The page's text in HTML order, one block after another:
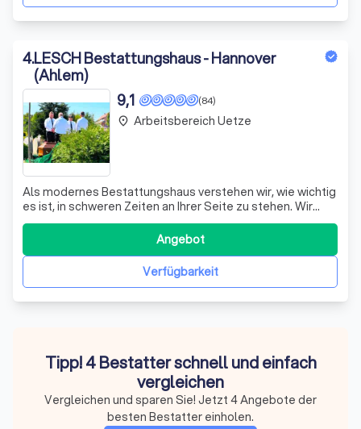
4.LESCH Bestattungshaus - Hannover
(Ahlem)
(84)
9,1
Als modernes Bestattungshaus verstehen wir, wie wichtig
es ist, in schweren Zeiten an Ihrer Seite zu stehen. Wir
legen großen Wert darauf, dass Sie und Ihre Angehörigen
im Trauerfall bestmöglich betreut werden. Bei uns haben
Sie einen festen Ansprechpartner, der Ihnen mit Empathie
Verfügbarkeit
Angebot
place Arbeitsbereich Uetze
Tipp! 4 Bestatter schnell und einfach
vergleichen
Vergleichen und sparen Sie! Jetzt 4 Angebote der
besten Bestatter einholen.